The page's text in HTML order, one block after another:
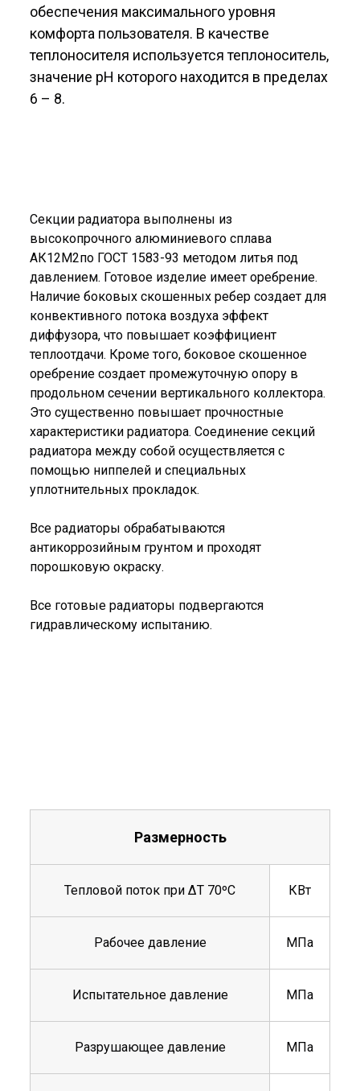
обеспечения максимального уровня
комфорта пользователя. В качестве
теплоносителя используется теплоноситель,
значение рН которого находится в пределах
6 – 8.
Секции радиатора выполнены из
высокопрочного алюминиевого сплава
АК12М2по ГОСТ 1583-93 методом литья под
давлением. Готовое изделие имеет оребрение.
Наличие боковых скошенных ребер создает для
конвективного потока воздуха эффект
диффузора, что повышает коэффициент
теплоотдачи. Кроме того, боковое скошенное
оребрение создает промежуточную опору в
продольном сечении вертикального коллектора.
Это существенно повышает прочностные
характеристики радиатора. Соединение секций
радиатора между собой осуществляется с
помощью ниппелей и специальных
уплотнительных прокладок.
Все радиаторы обрабатываются
антикоррозийным грунтом и проходят
порошковую окраску.
Все готовые радиаторы подвергаются
гидравлическому испытанию.
Размерность
Тепловой поток при ΔТ 70ºС КВт
Рабочее давление МПа
Испытательное давление МПа
Разрушающее давление МПа